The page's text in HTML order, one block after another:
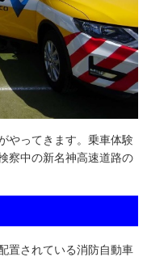
やってきます。乗車体験
察中の新名神高速道路の
置されている消防自動車